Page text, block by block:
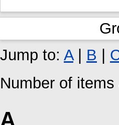
Jump to: A| B |
Number of
A